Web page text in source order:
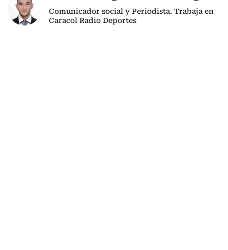
Comunicador social y Periodista. Trabaja en
Caracol Radio Deportes